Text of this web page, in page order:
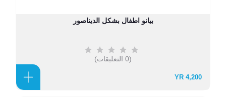
بيانو اطفال بشكل الديناصور
(0 التعليقات)
4,200 YR